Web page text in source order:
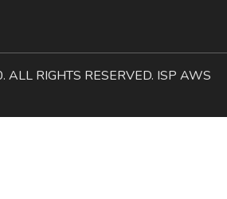
RIGHTS RESERVED. ISP AWS